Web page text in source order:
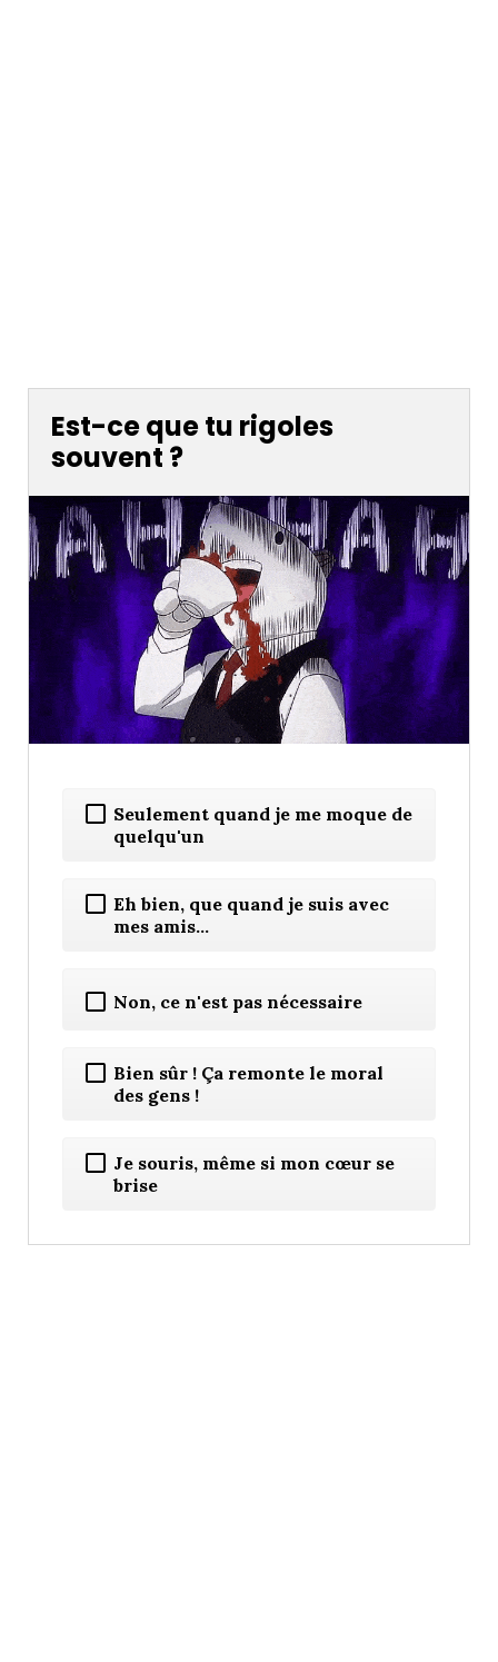
Est-ce que tu rigoles
souvent ?
Seulement quand je me moque de
quelqu'un
Eh bien, que quand je suis avec
mes amis...
Non, ce n'est pas nécessaire
Bien sûr ! Ça remonte le moral
des gens !
Je souris, même si mon cœur se
brise